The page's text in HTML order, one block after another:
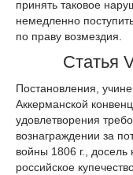
принять таковое
немедленно
по праву возмездия.
Статья
Постановления,
Аккерманской
удовлетворения
вознаграждении за
войны 1806 г.,
российское